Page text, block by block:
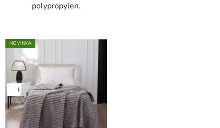
polypropylen.
NOVINKA